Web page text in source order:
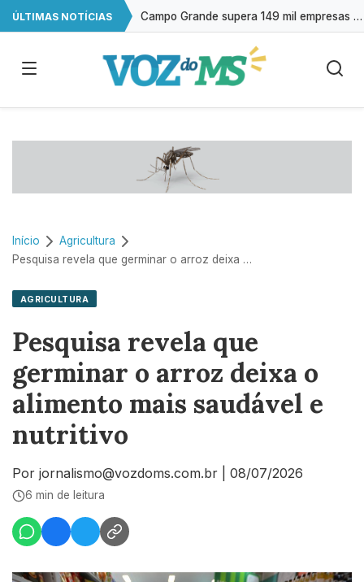
ÚLTIMAS NOTÍCIAS Campo Grande supera 149 mil empresas ativas
Início
Agricultura
Pesquisa revela que germinar o arroz deixa o alimento mais saudável e nutritivo
AGRICULTURA
Pesquisa revela que
germinar o arroz deixa o
alimento mais saudável e
nutritivo
Por jornalismo@vozdoms.com.br 08/07/2026
6 min de leitura